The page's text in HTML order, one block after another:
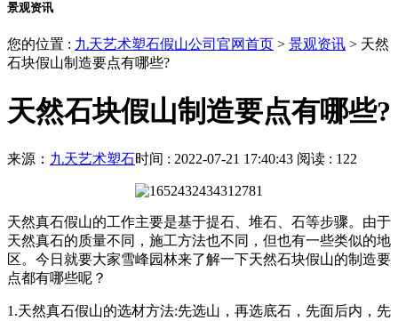
景观资讯
您的位置 : 九天艺术塑石假山公司官网首页 > 景观资讯 > 天然
石块假山制造要点有哪些?
天然石块假山制造要点有哪些?
来源： 九天艺术塑石时间 : 2022-07-21 17:40:43 阅读 : 122
天然真石假山的工作主要是基于提石、堆石、石等步骤。由于
天然真石的质量不同，施工方法也不同，但也有一些类似的地
区。今日就要大家雪峰园林来了解一下天然石块假山的制造要
点都有哪些呢？
1.天然真石假山的选材方法:先选山，再选底石，先面后内，先